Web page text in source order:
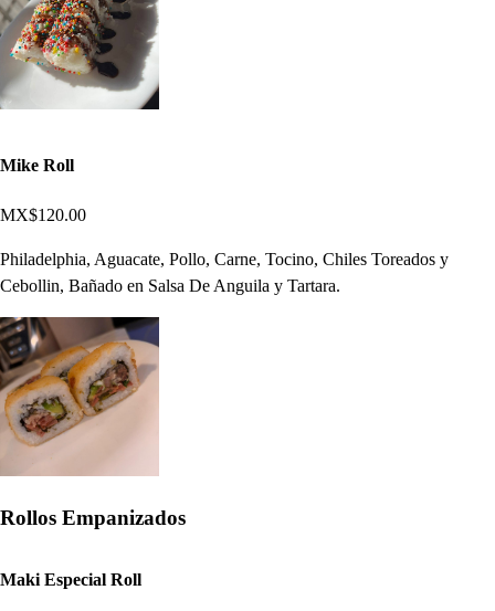
Mike Roll
MX$120.00
Philadelphia, Aguacate, Pollo, Carne, Tocino, Chiles Toreados y
Cebollin, Bañado en Salsa De Anguila y Tartara.
Rollos Empanizados
Maki Especial Roll